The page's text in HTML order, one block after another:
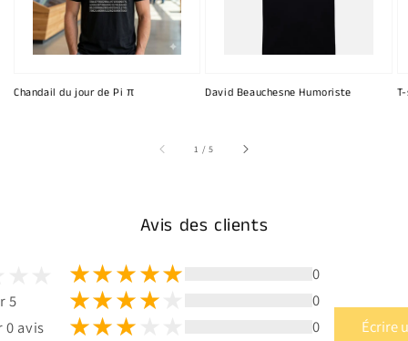
Chandail du jour de Pi π David Beauchesne Humoriste
1 /sur
5
Avis des clients
5
0 avis
0
0
0
Écrire